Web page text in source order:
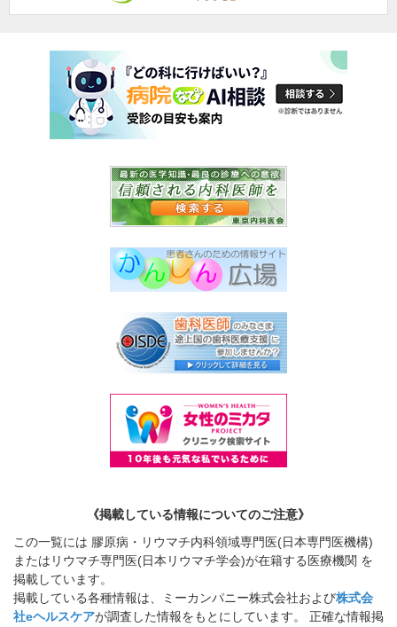
《掲載している情報についてのご注意》
この一覧には 膠原病・リウマチ内科領域専門医(日本専門医機構)
またはリウマチ専門医(日本リウマチ学会)が在籍する医療機関 を
掲載しています。
掲載している各種情報は、ミーカンパニー株式会社および株式会
社eヘルスケアが調査した情報をもとにしています。 正確な情報掲